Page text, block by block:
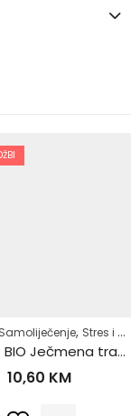
Samoliječenje, Stres i nesanica
Dr. Plant BIO Ječmena trava u prahu (Hordeum vulgare) 100g
10,60 KM